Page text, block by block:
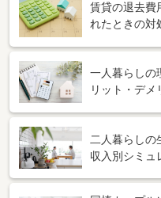
賃貸の退去費
れたときの対
一人暮らしの
リット・デメ
二人暮らしの
収入別シミュ